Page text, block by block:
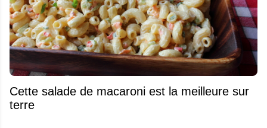
Cette salade de macaroni est la meilleure sur
terre